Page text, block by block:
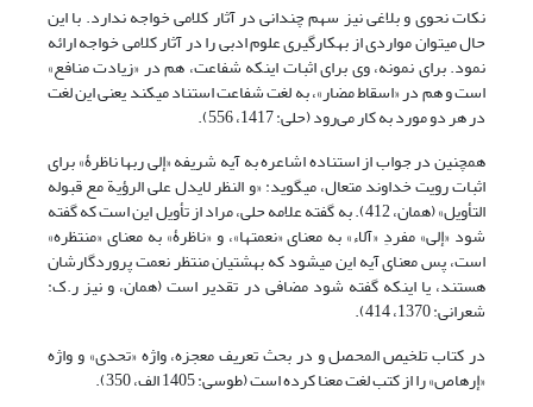
نکات نحوی و بلاغی نیز سهم چندانی در آثار کلامی خواجه ندارد. با این
حال می‎توان مواردی از بهکار‌گیری علوم ادبی را در آثار کلامی خواجه ارائه
نمود. برای نمونه، وی برای اثبات این‏که شفاعت، هم در «زیادت منافع»
است و هم در «اسقاط مضار»، به لغت شفاعت استناد می‎کند یعنی این لغت
در هر دو مورد به کار می‌رود (حلی: 1417، 556).
همچنین در جواب از استناده اشاعره به آیه شریفه «إلی ربها ناظرۀ» برای
اثبات رویت خداوند متعال، می‎گوید: «و النظر لایدل علی الرؤیة مع قبوله
التأویل» (همان، 412). به گفته علامه حلی، مراد از تأویل این است که گفته
شود «إلی» مفردِ «آلاء» به معنای «نعمت‎ها»، و «ناظرۀ» به معنای «منتظره»
است، پس معنای آیه این می‎شود که بهشتیان منتظر نعمت پروردگارشان
هستند، یا این‏که گفته شود مضافی در تقدیر است (همان، و نیز ر.ک:
شعرانی: 1370، 414).
در کتاب تلخیص المحصل و در بحث تعریف معجزه، واژه «تحدی» و واژه
«إرهاص» را از کتب لغت معنا کرده است (طوسی: 1405 الف، 350).